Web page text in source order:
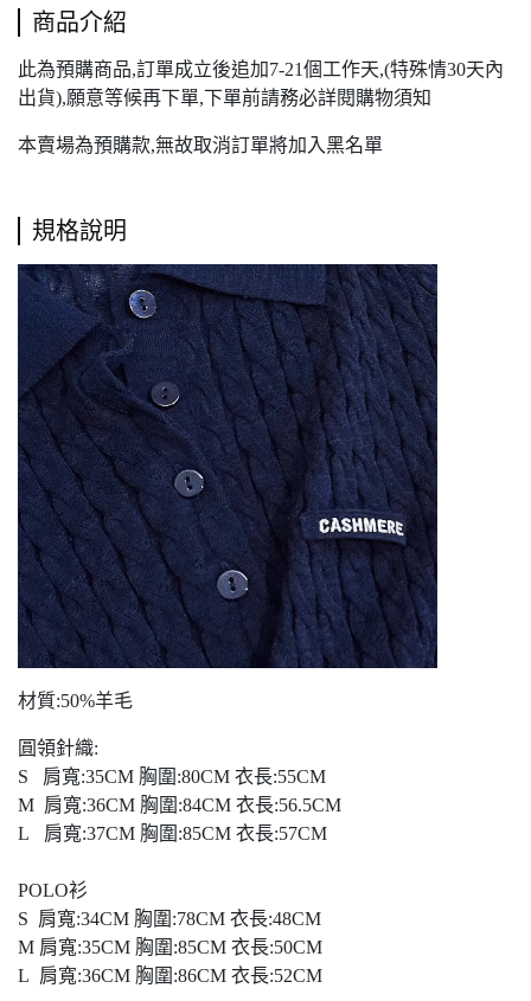
商品介紹
此為預購商品,訂單成立後追加7-21個工作天,(特殊情30天內
出貨),願意等候再下單,下單前請務必詳閱購物須知
本賣場為預購款,無故取消訂單將加入黑名單
規格說明
材質:50%羊毛
圓領針織:
S 肩寬:35CM 胸圍:80CM 衣長:55CM
M 肩寬:36CM 胸圍:84CM 衣長:56.5CM
L 肩寬:37CM 胸圍:85CM 衣長:57CM
POLO衫
S 肩寬:34CM 胸圍:78CM 衣長:48CM
M 肩寬:35CM 胸圍:85CM 衣長:50CM
L 肩寬:36CM 胸圍:86CM 衣長:52CM